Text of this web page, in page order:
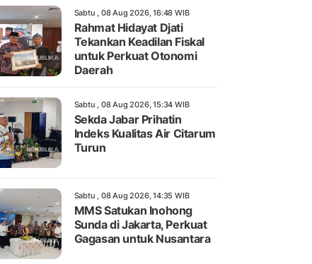
Sabtu , 08 Aug 2026, 16:48 WIB
Rahmat Hidayat Djati
Tekankan Keadilan Fiskal
untuk Perkuat Otonomi
Daerah
Sabtu , 08 Aug 2026, 15:34 WIB
Sekda Jabar Prihatin
Indeks Kualitas Air Citarum
Turun
Sabtu , 08 Aug 2026, 14:35 WIB
MMS Satukan Inohong
Sunda di Jakarta, Perkuat
Gagasan untuk Nusantara